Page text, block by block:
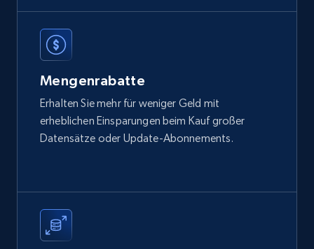
1.9K+
Amazon best seller products
Title, Seller name, Brand, Description, Initial
eCommerce
Mengenrabatte
Erhalten Sie mehr für weniger Geld mit
erheblichen Einsparungen beim Kauf großer
Datensätze oder Update-Abonnements.